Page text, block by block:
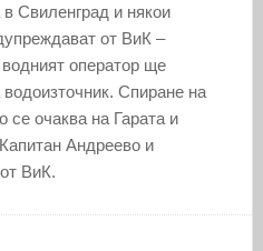
Свиленград и някои
от ВиК –
оператор ще
Спиране на
се очаква на Гарата и
Андреево и
ВиК.